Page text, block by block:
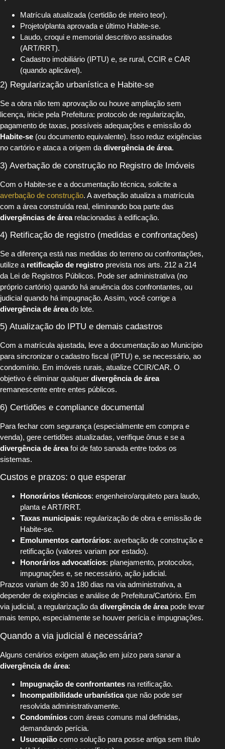
Matrícula atualizada (certidão de inteiro teor).
Projeto/planta aprovada e último Habite-se.
Laudo, croqui e memorial descritivo assinados
(ART/RRT).
Cadastro imobiliário (IPTU) e, se rural, CCIR e CAR
(quando aplicável).
2) Regularização urbanística e Habite-se
Se a obra não tem aprovação ou houve ampliação sem
licença, inicie pela Prefeitura: protocolo de regularização,
pagamento de taxas, possíveis adequações e emissão do
Habite-se (ou documento equivalente). Isso reduz exigências
no cartório e ataca a origem da divergência de área.
3) Averbação de construção no Registro de Imóveis
Com o Habite-se e a documentação técnica, solicite a
averbação de construção. A averbação atualiza a matrícula
com a área construída real, eliminando boa parte das
divergências de árearelacionadas à edificação.
4) Retificação de registro (medidas e confrontações)
Se a diferença está nas medidas do terreno ou confrontações,
utilize a retificação de registro prevista nos arts. 212 a 214
da Lei de Registros Públicos. Pode ser administrativa (no
próprio cartório) quando há anuência dos confrontantes, ou
judicial quando há impugnação. Assim, você corrige a
divergência de áreado lote.
5) Atualização do IPTU e demais cadastros
Com a matrícula ajustada, leve a documentação ao Município
para sincronizar o cadastro fiscal (IPTU) e, se necessário, ao
condomínio. Em imóveis rurais, atualize CCIR/CAR. O
objetivo é eliminar qualquer divergência de área
remanescente entre entes públicos.
6) Certidões e compliance documental
Para fechar com segurança (especialmente em compra e
venda), gere certidões atualizadas, verifique ônus e se a
divergência de áreafoi de fato sanada entre todos os
sistemas.
Custos e prazos: o que esperar
Honorários técnicos: engenheiro/arquiteto para laudo,
planta e ART/RRT.
Taxas municipais: regularização de obra e emissão de
Habite-se.
Emolumentos cartorários: averbação de construção e
retificação (valores variam por estado).
Honorários advocatícios: planejamento, protocolos,
impugnações e, se necessário, ação judicial.
Prazos variam de 30 a 180 dias na via administrativa, a
depender de exigências e análise de Prefeitura/Cartório. Em
via judicial, a regularização da divergência de áreapode levar
mais tempo, especialmente se houver perícia e impugnações.
Quando a via judicial é necessária?
Alguns cenários exigem atuação em juízo para sanar a
divergência de área:
Impugnação de confrontantes na retificação.
Incompatibilidade urbanísticaque não pode ser
resolvida administrativamente.
Condomínios com áreas comuns mal definidas,
demandando perícia.
Usucapião como solução para posse antiga sem título